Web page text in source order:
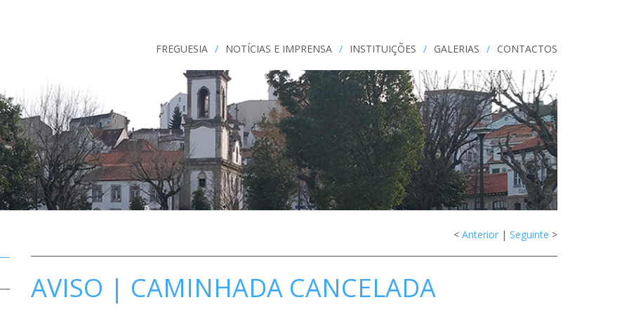
FREGUESIA / NOTÍCIAS E IMPRENSA / INSTITUIÇÕES / GALERIAS / CONTACTOS
< Anterior | Seguinte >
AVISO | CAMINHADA CANCELADA